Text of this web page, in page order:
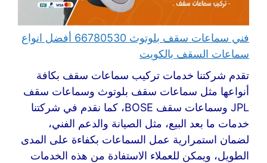
فني سماعات سقف بلوتوث 66780530 أفضل انواع
سماعات السقف بالكويت
تقدم شركتنا خدمات تركيب سماعات سقف بكافة
أنواعها مثل سماعات سقف بلوتوث وسماعات سقف
JPL وسماعات سقف BOSE، كما نقدم في شركتنا
خدمات ما بعد البيع، مثل الصيانة والدعم الفني،
لضمان استمرارية عمل السماعات بكفاءة على المدى
الطويل، ويمكن للعملاء الاستفادة من هذه الخدمات